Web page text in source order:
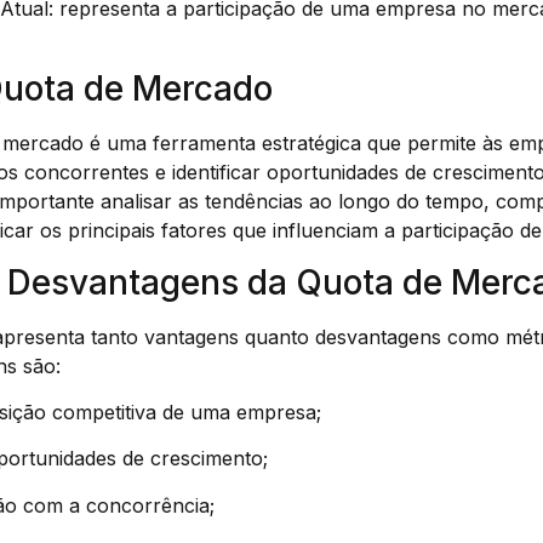
representa a participação de uma empresa no
de Mercado
é uma ferramenta estratégica que permite às
concorrentes e identificar oportunidades de
analisar as tendências ao longo do tempo,
os principais fatores que influenciam a participação
da Quota de
tanto vantagens quanto desvantagens como
são:
competitiva de uma empresa;
de crescimento;
com a concorrência;